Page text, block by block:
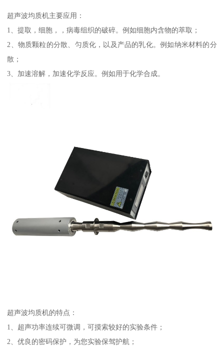
超声波均质机主要应用：
1、提取，细胞，，病毒组织的破碎。例如细胞内含物的萃取；
2、物质颗粒的分散、匀质化，以及产品的乳化。例如纳米材料的分
散；
3、加速溶解，加速化学反应。例如用于化学合成。
超声波均质机的特点：
1、超声功率连续可微调，可摸索较好的实验条件；
2、优良的密码保护，为您实验保驾护航；